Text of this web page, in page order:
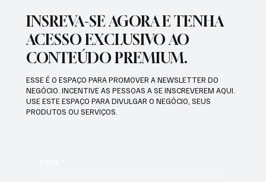
INSREVA-SE AGORA E TENHA
ACESSO EXCLUSIVO AO
CONTEÚDO PREMIUM.
ESSE É O ESPAÇO PARA PROMOVER A NEWSLETTER DO
NEGÓCIO. INCENTIVE AS PESSOAS A SE INSCREVEREM AQUI.
USE ESTE ESPAÇO PARA DIVULGAR O NEGÓCIO, SEUS
PRODUTOS OU SERVIÇOS.